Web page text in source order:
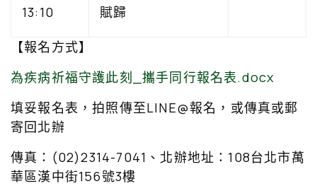
13:10 賦歸
【報名方式】
為疾病祈福守護此刻_攜手同行報名表.docx
填妥報名表，拍照傳至LINE@報名，或傳真或郵
寄回北辦
傳真：(02)2314-7041、北辦地址：108台北市萬
華區漢中街156號3樓